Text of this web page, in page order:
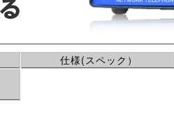
仕様(スペック）